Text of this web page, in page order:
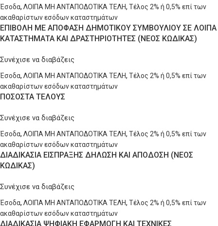
Έσοδα, ΛΟΙΠΑ ΜΗ ΑΝΤΑΠΟΔΟΤΙΚΑ ΤΕΛΗ, Τέλος 2% ή 0,5% επί των
ακαθαρίστων εσόδων καταστημάτων
ΕΠΙΒΟΛΗ ΜΕ ΑΠΟΦΑΣΗ ΔΗΜΟΤΙΚΟΥ ΣΥΜΒΟΥΛΙΟΥ ΣΕ ΛΟΙΠΑ
ΚΑΤΑΣΤΗΜΑΤΑ ΚΑΙ ΔΡΑΣΤΗΡΙΟΤΗΤΕΣ (ΝΕΟΣ ΚΩΔΙΚΑΣ)
Συνέχισε να διαβάζεις
Έσοδα, ΛΟΙΠΑ ΜΗ ΑΝΤΑΠΟΔΟΤΙΚΑ ΤΕΛΗ, Τέλος 2% ή 0,5% επί των
ακαθαρίστων εσόδων καταστημάτων
ΠΟΣΟΣΤΑ ΤΕΛΟΥΣ
Συνέχισε να διαβάζεις
Έσοδα, ΛΟΙΠΑ ΜΗ ΑΝΤΑΠΟΔΟΤΙΚΑ ΤΕΛΗ, Τέλος 2% ή 0,5% επί των
ακαθαρίστων εσόδων καταστημάτων
ΔΙΑΔΙΚΑΣΙΑ ΕΙΣΠΡΑΞΗΣ ΔΗΛΩΣΗ ΚΑΙ ΑΠΟΔΟΣΗ (ΝΕΟΣ
ΚΩΔΙΚΑΣ)
Συνέχισε να διαβάζεις
Έσοδα, ΛΟΙΠΑ ΜΗ ΑΝΤΑΠΟΔΟΤΙΚΑ ΤΕΛΗ, Τέλος 2% ή 0,5% επί των
ακαθαρίστων εσόδων καταστημάτων
ΔΙΑΔΙΚΑΣΙΑ ΨΗΦΙΑΚΗ ΕΦΑΡΜΟΓΗ ΚΑΙ ΤΕΧΝΙΚΕΣ